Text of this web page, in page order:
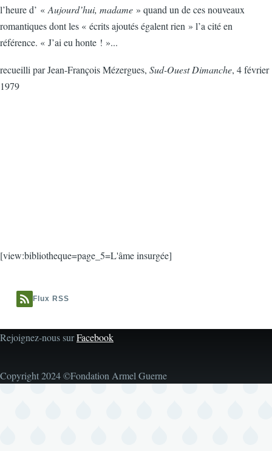
l’heure d’ « Aujourd’hui, madame » quand un de ces nouveaux
romantiques dont les « écrits ajoutés égalent rien » l’a cité en
référence. « J’ai eu honte ! »...
recueilli par Jean-François Mézergues, Sud-Ouest Dimanche, 4 février
1979
[view:bibliotheque=page_5=L'âme insurgée]
Flux RSS
Rejoignez-nous surFacebook
Copyright 2024 ©Fondation Armel Guerne